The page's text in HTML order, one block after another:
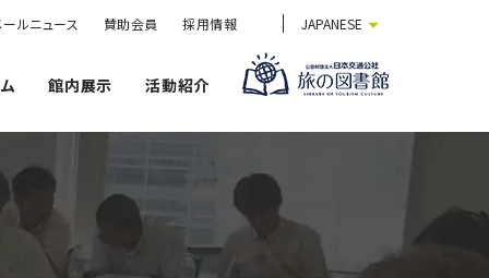
ールニュース 賛助会員 採用情報 JAPANESE
館内展示 活動紹介